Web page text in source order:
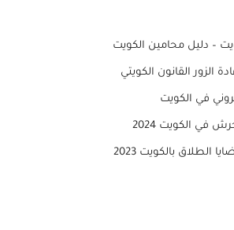
– دليل محامين الكويت
القانون الكويتي
في الكويت
الكويت 2024
بالكويت 2023